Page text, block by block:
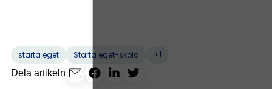
starta eget Starta eget-skola
+1
Dela artikeln